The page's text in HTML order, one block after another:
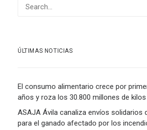
ÚLTIMAS NOTICIAS
El consumo alimentario crece por
años y roza los 30.800 millones de kilos
ASAJA Ávila canaliza envíos solidarios
para el ganado afectado por los